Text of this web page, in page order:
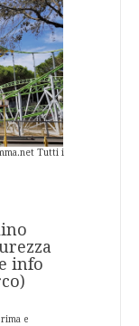
Tutti i
info
e